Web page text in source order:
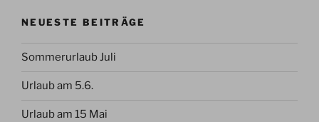
NEUESTE BEITRÄGE
Sommerurlaub Juli
Urlaub am 5.6.
Urlaub am 15 Mai